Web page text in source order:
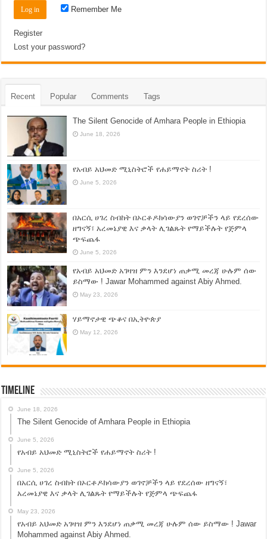
Remember Me
Register
Lost your password?
Recent Popular Comments Tags
The Silent Genocide of Amhara People in Ethiopia
June 18, 2026
የአብይ አህመድ ሚኒስትሮች የሐይማኖት ስሪት !
June 5, 2026
በአርሲ ሀገረ ስብከት በኦርቶዶክሳውያን ወገኖቻችን ላይ የደረሰው
ዘግናኝ፣ አረመኔያዊ እና ቃላት ሊገልጹት የማይችሉት የጅምላ
ጭፍጨፋ
June 5, 2026
የአብይ አህመድ አገዛዝ ምን እንደሆነ ጠቃሚ መረጃ ሁሉም ሰው
ይስማው ! Jawar Mohammed against Abiy Ahmed.
May 23, 2026
ሃይማኖታዊ ጭቆና በኢትዮጵያ
May 12, 2026
Timeline
June 18, 2026
The Silent Genocide of Amhara People in Ethiopia
June 5, 2026
የአብይ አህመድ ሚኒስትሮች የሐይማኖት ስሪት !
June 5, 2026
በአርሲ ሀገረ ስብከት በኦርቶዶክሳውያን ወገኖቻችን ላይ የደረሰው ዘግናኝ፣
አረመኔያዊ እና ቃላት ሊገልጹት የማይችሉት የጅምላ ጭፍጨፋ
May 23, 2026
የአብይ አህመድ አገዛዝ ምን እንደሆነ ጠቃሚ መረጃ ሁሉም ሰው ይስማው ! Jawar
Mohammed against Abiy Ahmed.